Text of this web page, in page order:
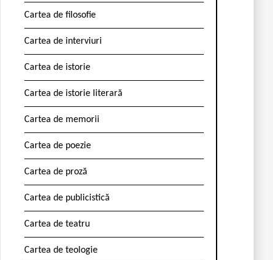
Cartea de filosofie
Cartea de interviuri
Cartea de istorie
Cartea de istorie literară
Cartea de memorii
Cartea de poezie
Cartea de proză
Cartea de publicistică
Cartea de teatru
Cartea de teologie